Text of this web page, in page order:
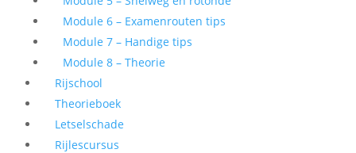
Module 6 – Examenrouten tips
Module 7 – Handige tips
Module 8 – Theorie
Rijschool
Theorieboek
Letselschade
Rijlescursus